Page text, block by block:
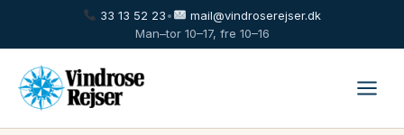
33 13 52 23•
mail@vindroserejser.dk
Man–tor 10–17, fre 10–16